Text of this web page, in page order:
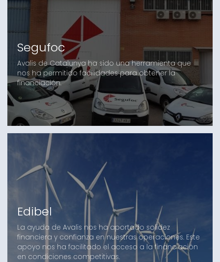
Segufoc
Avalis de Catalunya ha sido una herramienta que
nos ha permitido facilidades para obtener la
financiación.
Edibel
La ayuda de Avalis nos ha aportado solidez
financiera y confianza en nuestras operaciones. Este
apoyo nos ha facilitado el acceso a la financiación
en condiciones competitivas.